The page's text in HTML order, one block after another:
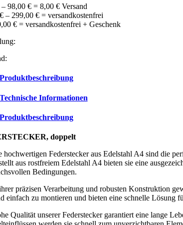
98,00 € = 8,00 € Versand
– 299,00 € = versandkostenfrei
€ = versandkostenfrei + Geschenk
Informationen
doppelt
hochwertigen Federstecker aus Edelstahl A4 sind die
aus rostfreiem Edelstahl A4 bieten sie eine
Bedingungen.
präzisen Verarbeitung und robusten Konstruktion
einfach zu montieren und bieten eine schnelle Lösung
Qualität unserer Federstecker garantiert eine lange